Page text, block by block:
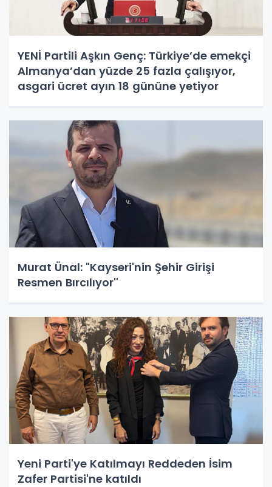
YENİ Partili Aşkın Genç: Türkiye’de emekçi
Almanya’dan yüzde 25 fazla çalışıyor,
asgari ücret ayın 18 gününe yetiyor
Murat Ünal: "Kayseri'nin Şehir Girişi
Resmen Bırcılıyor''
Yeni Parti'ye Katılmayı Reddeden İsim
Zafer Partisi'ne katıldı